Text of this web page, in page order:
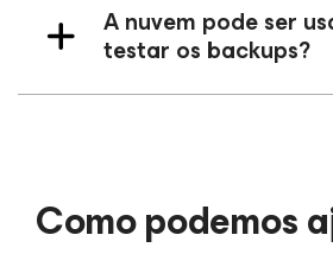
A nuvem pode ser
testar os backups?
Como podemos